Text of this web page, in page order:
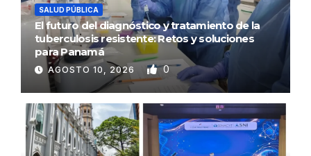
SALUD PÚBLICA
El futuro del diagnóstico y tratamiento de la
tuberculosis resistente: Retos y soluciones
para Panamá
AGOSTO 10, 2026 0